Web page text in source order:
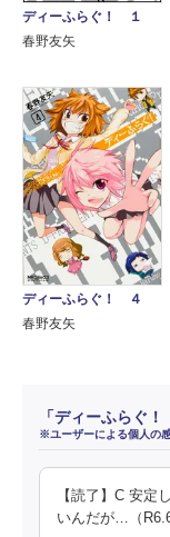
ディーふらぐ！ １
春野友矢
ディーふらぐ！ ４
春野友矢
「ディーふらぐ
※ユーザーによる個人の
【読了】C 安定
いんだが…（